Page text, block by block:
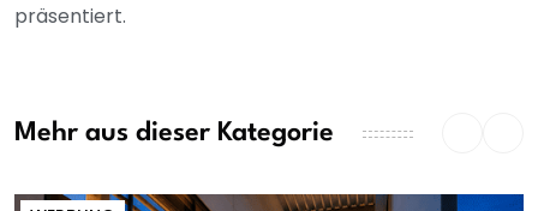
präsentiert.
Mehr aus dieser Kategorie